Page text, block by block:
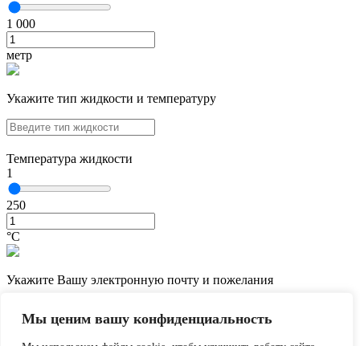
Мы ценим вашу конфиденциальность
1 000
метр
Укажите тип жидкости и температуру
Температура жидкости
1
250
°С
Укажите Вашу электронную почту и пожелания